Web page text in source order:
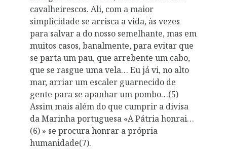
cavalheirescos. Ali, com a maior
simplicidade se arrisca a vida, às vezes
para salvar a do nosso semelhante, mas em
muitos casos, banalmente, para evitar que
se parta um pau, que arrebente um cabo,
que se rasgue uma vela… Eu já vi, no alto
mar, arriar um escaler guarnecido de
gente para se apanhar um pombo…(5)
Assim mais além do que cumprir a divisa
da Marinha portuguesa «A Pátria honrai…
(6) » se procura honrar a própria
humanidade(7).